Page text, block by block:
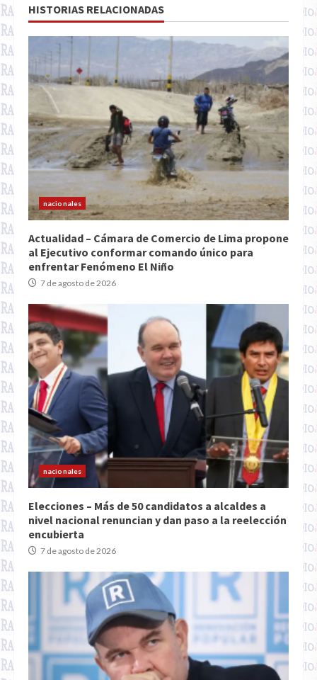
HISTORIAS RELACIONADAS
nacionales
Actualidad – Cámara de Comercio de Lima propone
al Ejecutivo conformar comando único para
enfrentar Fenómeno El Niño
7 de agosto de 2026
nacionales
Elecciones – Más de 50 candidatos a alcaldes a
nivel nacional renuncian y dan paso a la reelección
encubierta
7 de agosto de 2026